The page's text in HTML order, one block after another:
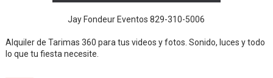
Jay Fondeur Eventos 829-310-5006
Alquiler de Tarimas 360 para tus videos y fotos. Sonido, luces y todo
lo que tu fiesta necesite.